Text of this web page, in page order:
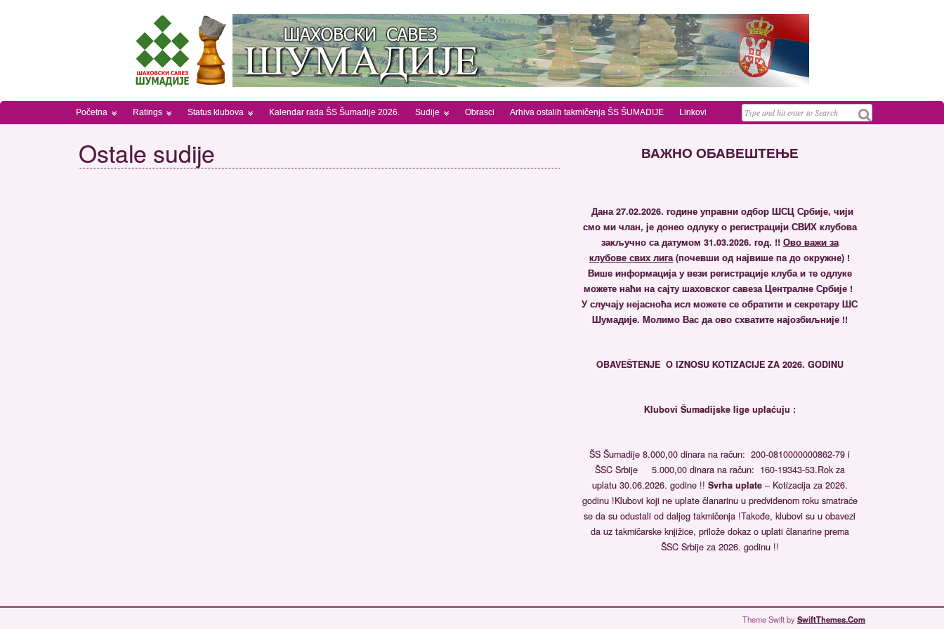
Početna Ratings Status klubova Kalendar rada ŠS Šumadije 2026. Sudije Obrasci Arhiva ostalih takmičenja ŠS ŠUMADIJE Linkovi
Ostale sudije ВАЖНО ОБАВЕШТЕЊЕ
Дана 27.02.2026. године управни одбор ШСЦ Србије, чији
смо ми члан, је донео одлуку о регистрацији СВИХ клубова
закључно са датумом 31.03.2026. гoд. !! Ово важи за
клубове свих лига(почевши од највише па до окружне) !
Више информација у вези регистрације клуба и те одлуке
можете наћи на сајту шаховског савеза Централне Србије !
У случају нејасноћа исл можете се обратити и секретару ШС
Шумадије. Молимо Вас да ово схватите најозбиљније !!
OBAVEŠTENJE O IZNOSU KOTIZACIJE ZA 2026. GODINU
Klubovi Šumadijske lige uplaćuju :
ŠS Šumadije 8.000,00 dinara na račun: 200-0810000000862-79 i
ŠSC Srbije 5.000,00 dinara na račun: 160-19343-53.Rok za
uplatu 30.06.2026. godine !! Svrha uplate– Kotizacija za 2026.
godinu !Klubovi koji ne uplate članarinu u predviđenom roku smatraće
se da su odustali od daljeg takmičenja !Takođe, klubovi su u obavezi
da uz takmičarske knjižice, prilože dokaz o uplati članarine prema
ŠSC Srbije za 2026. godinu !!
Theme Swift bySwiftThemes.Com